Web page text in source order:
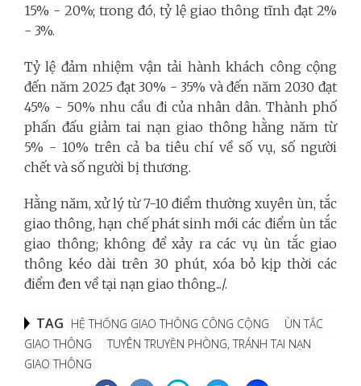
15% - 20%; trong đó, tỷ lệ giao thông tĩnh đạt 2%
- 3%.
Tỷ lệ đảm nhiệm vận tải hành khách công cộng
đến năm 2025 đạt 30% - 35% và đến năm 2030 đạt
45% - 50% nhu cầu đi của nhân dân. Thành phố
phấn đấu giảm tai nạn giao thông hằng năm từ
5% - 10% trên cả ba tiêu chí về số vụ, số người
chết và số người bị thương.
Hằng năm, xử lý từ 7-10 điểm thường xuyên ùn, tắc
giao thông, hạn chế phát sinh mới các điểm ùn tắc
giao thông; không để xảy ra các vụ ùn tắc giao
thông kéo dài trên 30 phút, xóa bỏ kịp thời các
điểm đen về tại nạn giao thông.../.
TAG HỆ THỐNG GIAO THÔNG CÔNG CỘNG
ÙN TẮC
GIAO THÔNG
TUYÊN TRUYỀN PHÒNG, TRÁNH TAI NẠN
GIAO THÔNG